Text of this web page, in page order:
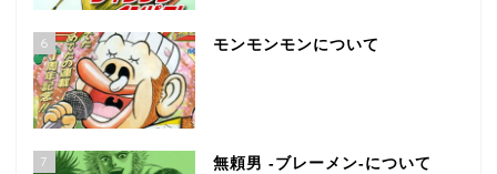
6 モンモンモンについて
7 無頼男 -ブレーメン-について